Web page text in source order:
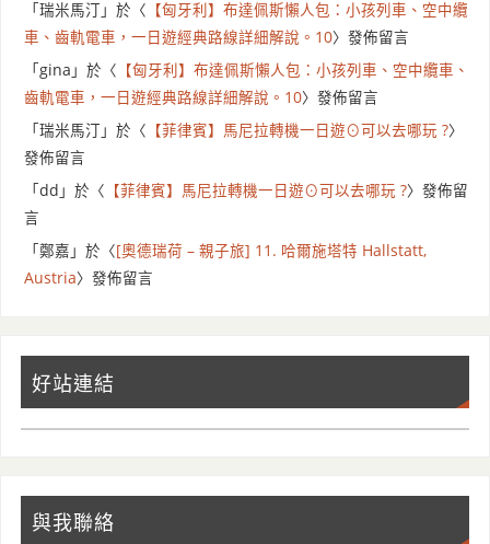
「瑞米馬汀 」於〈 【匈牙利】布達佩斯懶人包：小孩列車、空中纜
車、齒軌電車，一日遊經典路線詳細解說。10〉發佈留言
「gina 」於〈 【匈牙利】布達佩斯懶人包：小孩列車、空中纜車、
齒軌電車，一日遊經典路線詳細解說。10〉發佈留言
「瑞米馬汀 」於〈 【菲律賓】馬尼拉轉機一日遊⊙可以去哪玩 ?〉
發佈留言
「dd 」於〈 【菲律賓】馬尼拉轉機一日遊⊙可以去哪玩 ?〉發佈留
言
「鄭嘉 」於〈[奧德瑞荷 – 親子旅] 11. 哈爾施塔特 Hallstatt,
Austria〉發佈留言
好站連結
與我聯絡